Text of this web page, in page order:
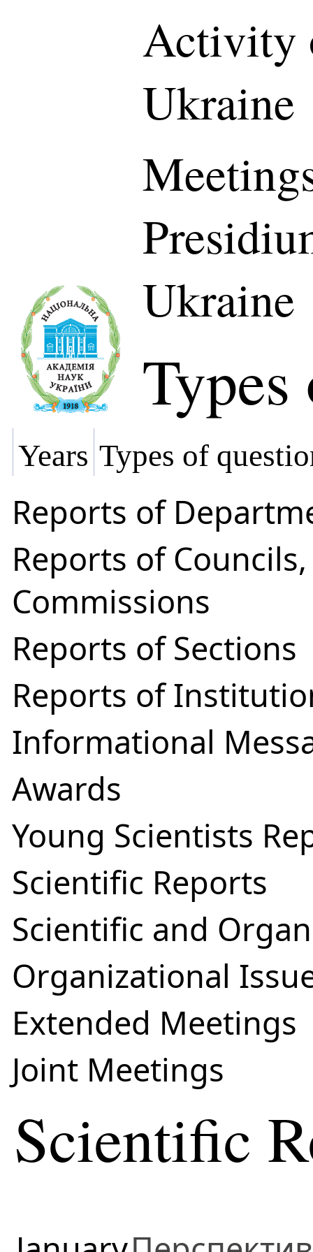
Activity
Ukraine
Ukraine
Years Types of
Reports of
Reports of
Commissions
Reports of Sections
Reports of
Informational
Awards
Young Scientists
Scientific Reports
Scientific and
Organizational
Extended Meetings
Joint Meetings
Scientific